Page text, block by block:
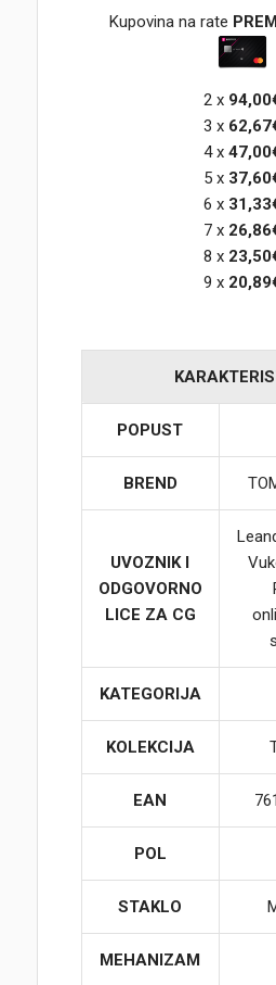
Registracija
Kupovina na rate
2 x
3 x
4 x
5 x
6 x
7 x
8 x
9 x
POPUST
BREND
UVOZNIK I
ODGOVORNO
LICE ZA CG
KATEGORIJA
KOLEKCIJA
EAN
POL
STAKLO
MEHANIZAM